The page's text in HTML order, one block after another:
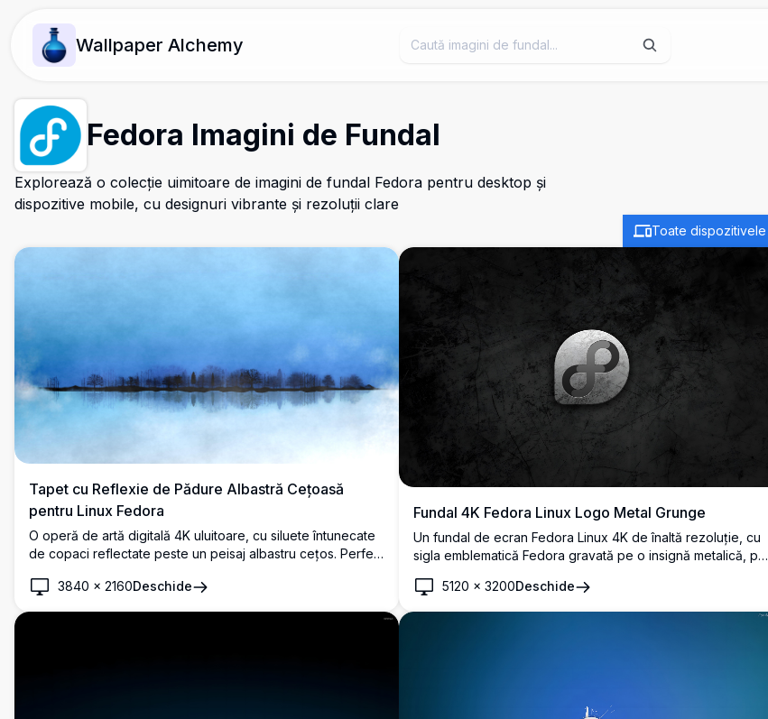
Wallpaper Alchemy
Fedora Imagini de Fundal
Explorează o colecție uimitoare de imagini de fundal Fedora pentru desktop și
dispozitive mobile, cu designuri vibrante și rezoluții clare
Toate dispozitivele
Tapet cu Reflexie de Pădure Albastră Cețoasă
pentru Linux Fedora
O operă de artă digitală 4K uluitoare, cu siluete întunecate
de copaci reflectate peste un peisaj albastru cețos. Perfect
minimalismul în rezoluție ultra-înaltă.
3840 × 2160Deschide
Fundal 4K Fedora Linux Logo Metal Grunge
Un fundal de ecran Fedora Linux 4K de înaltă rezoluție, cu
sigla emblematică Fedora gravată pe o insignă metalică, pe
pasionații de Linux și personalizarea desktopului.
5120 ×3200Deschide